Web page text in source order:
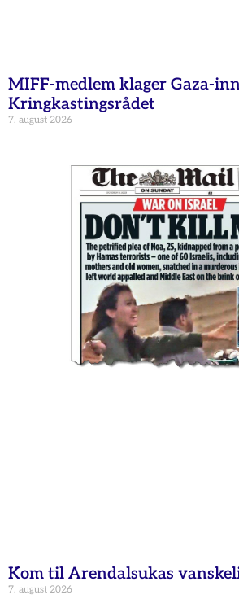
MIFF-medlem klager Gaza-
Kringkastingsrådet
7. august 2026
Kom til Arendalsukas
7. august 2026